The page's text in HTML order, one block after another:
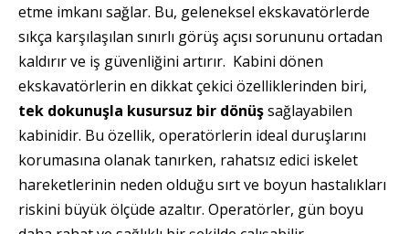
etme imkanı sağlar. Bu, geleneksel ekskavatörlerde
sıkça karşılaşılan sınırlı görüş açısı sorununu ortadan
kaldırır ve iş güvenliğini artırır. Kabini dönen
ekskavatörlerin en dikkat çekici özelliklerinden biri,
tek dokunuşla kusursuz bir dönüşsağlayabilen
kabinidir. Bu özellik, operatörlerin ideal duruşlarını
korumasına olanak tanırken, rahatsız edici iskelet
hareketlerinin neden olduğu sırt ve boyun hastalıkları
riskini büyük ölçüde azaltır. Operatörler, gün boyu